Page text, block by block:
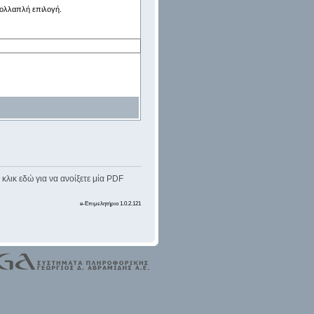
επιλογή.
εδώ για να ανοίξετε μία PDF
e-Επιμελητήριο 1.0.2.121